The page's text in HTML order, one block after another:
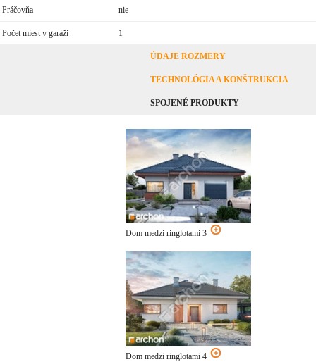
Práčovňa nie
Počet miest v garáži 1
ÚDAJE ROZMERY
TECHNOLÓGIA A KONŠTRUKCIA
SPOJENÉ PRODUKTY
Dom medzi ringlotami 3
Dom medzi ringlotami 4